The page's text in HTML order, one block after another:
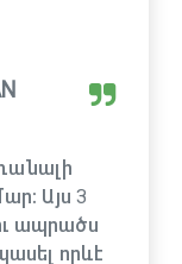
Այս 3
ապրածս
որևէ